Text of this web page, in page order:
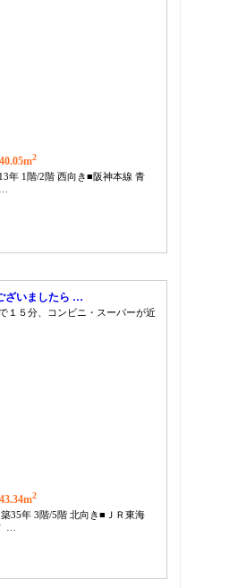
2
年 1階/2階 西向き■阪神本線 青
ざいましたら …
１５分、コンビニ・スーパーが近
2
35年 3階/5階 北向き■ＪＲ東海
…